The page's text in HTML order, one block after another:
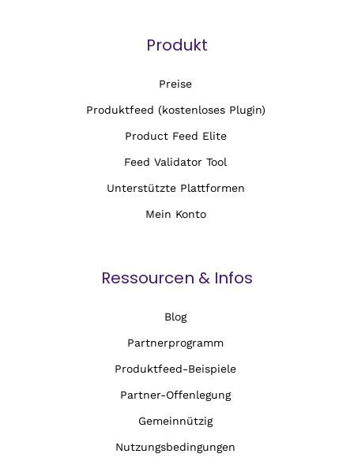
Produkt
Preise
Produktfeed (kostenloses Plugin)
Product Feed Elite
Feed Validator Tool
Unterstützte Plattformen
Mein Konto
Ressourcen & Infos
Blog
Partnerprogramm
Produktfeed-Beispiele
Partner-Offenlegung
Gemeinnützig
Nutzungsbedingungen